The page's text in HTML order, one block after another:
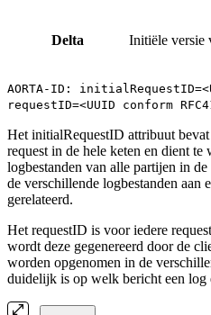
Delta Initiële versie
AORTA-ID:
requestID=<UUID conform
Het initialRequestID attribuut
request in de hele keten en dient te
logbestanden van alle partijen in
de verschillende logbestanden aan
gerelateerd.
Het requestID is voor iedere
wordt deze gegenereerd door de
worden opgenomen in de
duidelijk is op welk bericht een log